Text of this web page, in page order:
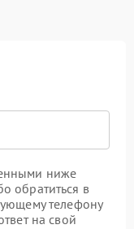
ниже
обратиться в
телефону
на свой